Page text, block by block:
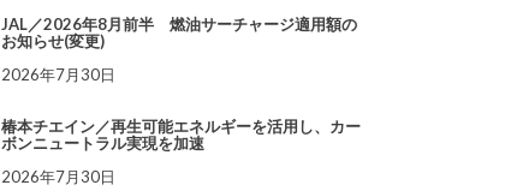
JAL／2026年8月前半 燃油サーチャージ適用額の
お知らせ(変更)
2026年7月30日
椿本チエイン／再生可能エネルギーを活用し、カー
ボンニュートラル実現を加速
2026年7月30日